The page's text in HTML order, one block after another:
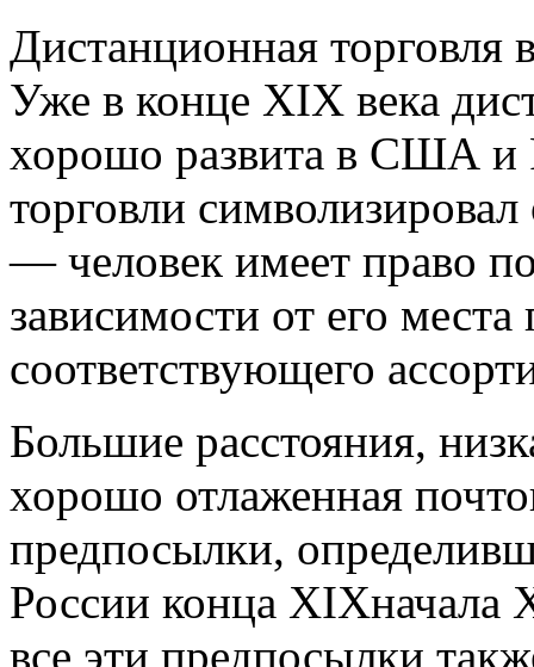
Дистанционная торговля
Уже в конце XIX века
хорошо развита в США
торговли
— человек имеет право
зависимости от его
соответствующего
Большие расстояния,
хорошо отлаженная
предпосылки,
России конца XIXначала
все эти предпосылки